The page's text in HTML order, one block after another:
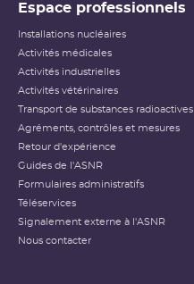
Espace professionnels
Installations nucléaires
Activités médicales
Activités industrielles
Activités vétérinaires
Transport de substances radioactives
Agréments, contrôles et mesures
Retour d'expérience
Guides de l'ASNR
Formulaires administratifs
Téléservices
Signalement externe à l'ASNR
Nous contacter